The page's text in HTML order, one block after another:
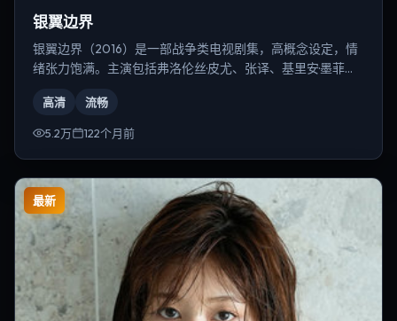
银翼边界
银翼边界（2016）是一部战争类电视剧集，高概念设定，情
绪张力饱满。主演包括弗洛伦丝·皮尤、张译、基里安·墨菲
高清 流畅
5.2万 122个月前
最新